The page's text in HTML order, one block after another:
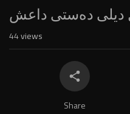
دیلی دەستی داعش
44views
Share